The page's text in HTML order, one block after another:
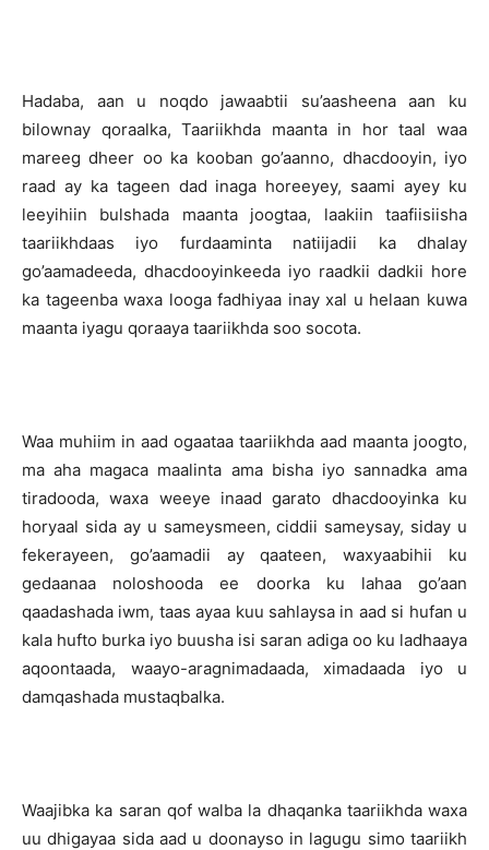
Hadaba, aan u noqdo jawaabtii su’aasheena aan ku
bilownay qoraalka, Taariikhda maanta in hor taal waa
mareeg dheer oo ka kooban go’aanno, dhacdooyin, iyo
raad ay ka tageen dad inaga horeeyey, saami ayey ku
leeyihiin bulshada maanta joogtaa, laakiin taafiisiisha
taariikhdaas iyo furdaaminta natiijadii ka dhalay
go’aamadeeda, dhacdooyinkeeda iyo raadkii dadkii hore
ka tageenba waxa looga fadhiyaa inay xal u helaan kuwa
maanta iyagu qoraaya taariikhda soo socota.
Waa muhiim in aad ogaataa taariikhda aad maanta joogto,
ma aha magaca maalinta ama bisha iyo sannadka ama
tiradooda, waxa weeye inaad garato dhacdooyinka ku
horyaal sida ay u sameysmeen, ciddii sameysay, siday u
fekerayeen, go’aamadii ay qaateen, waxyaabihii ku
gedaanaa noloshooda ee doorka ku lahaa go’aan
qaadashada iwm, taas ayaa kuu sahlaysa in aad si hufan u
kala hufto burka iyo buusha isi saran adiga oo ku ladhaaya
aqoontaada, waayo-aragnimadaada, ximadaada iyo u
damqashada mustaqbalka.
Waajibka ka saran qof walba la dhaqanka taariikhda waxa
uu dhigayaa sida aad u doonayso in lagugu simo taariikh